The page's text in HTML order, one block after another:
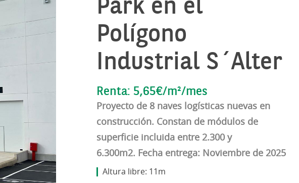
Polígono
Industrial S´Alter
Renta: 5,65€/m²/mes
Proyecto de 8 naves logísticas nuevas en
construcción. Constan de módulos de
superficie incluida entre 2.300 y
6.300m2. Fecha entrega: Noviembre de 2025
Altura libre: 11m